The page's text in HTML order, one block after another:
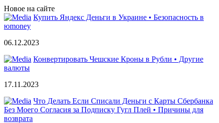
Новое на сайте
Купить Яндекс Деньги в Украине • Безопасность в
юmoney
06.12.2023
Конвертировать Чешские Кроны в Рубли • Другие
валюты
17.11.2023
Что Делать Если Списали Деньги с Карты Сбербанка
Без Моего Согласия за Подписку Гугл Плей • Причины для
возврата